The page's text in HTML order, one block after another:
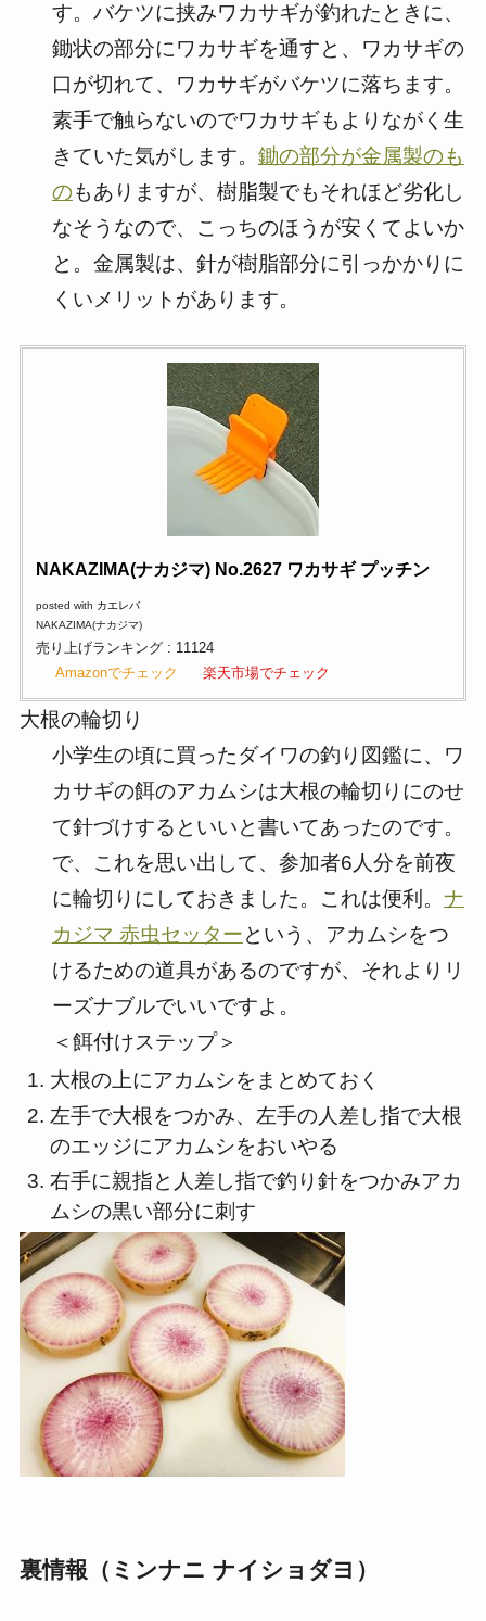
す。バケツに挟みワカサギが釣れたときに、
鋤状の部分にワカサギを通すと、ワカサギの
口が切れて、ワカサギがバケツに落ちます。
素手で触らないのでワカサギもよりながく生
きていた気がします。 鋤の部分が金属製のも
のもありますが、樹脂製でもそれほど劣化し
なそうなので、こっちのほうが安くてよいか
と。金属製は、針が樹脂部分に引っかかりに
くいメリットがあります。
NAKAZIMA(ナカジマ) No.2627 ワカサギ プッチン
posted with カエレバ
NAKAZIMA(ナカジマ)
売り上げランキング : 11124
Amazonでチェック
楽天市場でチェック
大根の輪切り
小学生の頃に買ったダイワの釣り図鑑に、ワ
カサギの餌のアカムシは大根の輪切りにのせ
て針づけするといいと書いてあったのです。
で、これを思い出して、参加者6人分を前夜
に輪切りにしておきました。これは便利。 ナ
カジマ 赤虫セッターという、アカムシをつ
けるための道具があるのですが、それよりリ
ーズナブルでいいですよ。
＜餌付けステップ＞
大根の上にアカムシをまとめておく
左手で大根をつかみ、左手の人差し指で大根
のエッジにアカムシをおいやる
右手に親指と人差し指で釣り針をつかみアカ
ムシの黒い部分に刺す
裏情報（ミンナニ ナイショダヨ）